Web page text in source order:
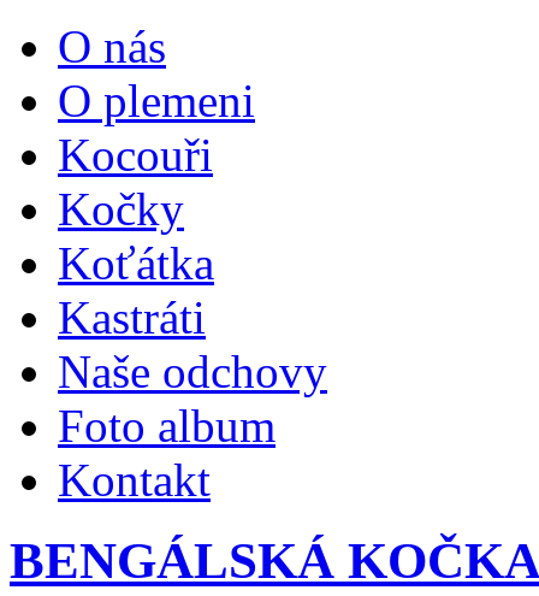
O nás
O plemeni
Kocouři
Kočky
Koťátka
Kastráti
Naše odchovy
Foto album
Kontakt
BENGÁLSKÁ